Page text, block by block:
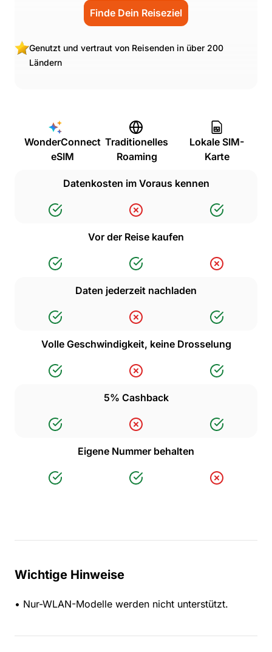
Finde Dein Reiseziel
Genutzt und vertraut von Reisenden in über 200
Ländern
WonderConnect
eSIM
Traditionelles
Roaming
Lokale SIM-
Karte
Datenkosten im Voraus kennen
Vor der Reise kaufen
Daten jederzeit nachladen
Volle Geschwindigkeit, keine Drosselung
5% Cashback
Eigene Nummer behalten
Wichtige Hinweise
• Nur-WLAN-Modelle werden nicht unterstützt.